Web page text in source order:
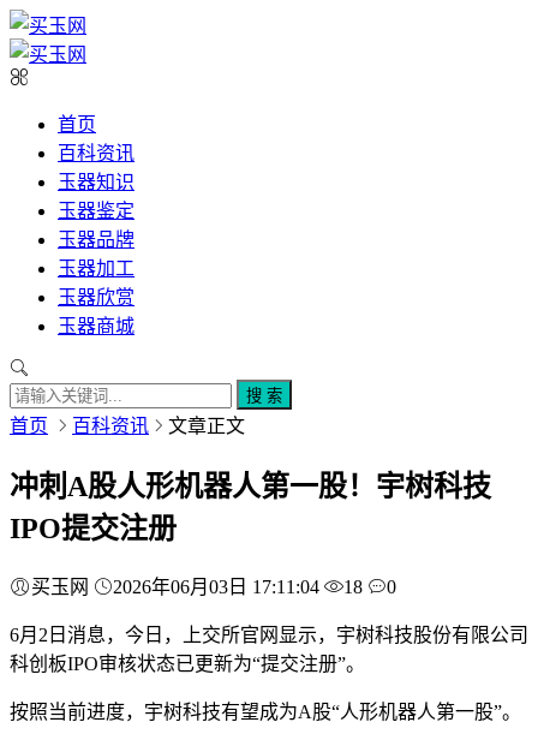
首页
百科资讯
玉器知识
玉器鉴定
玉器品牌
玉器加工
玉器欣赏
玉器商城
搜 索
首页 百科资讯 文章正文
冲刺A股人形机器人第一股！宇树科技
IPO提交注册
买玉网 2026年06月03日 17:11:04 18 0
6月2日消息，今日，上交所官网显示，宇树科技股份有限公司
科创板IPO审核状态已更新为“提交注册”。
按照当前进度，宇树科技有望成为A股“人形机器人第一股”。